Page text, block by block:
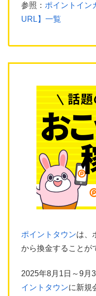
参照： ポイントイ
URL】一覧
ポイントタウンは、
から換金することが
2025年8月1日～9月
イントタウンに新規